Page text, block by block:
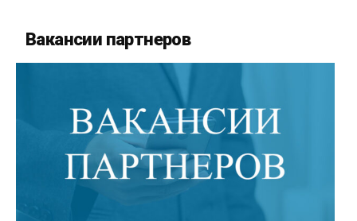
Вакансии партнеров